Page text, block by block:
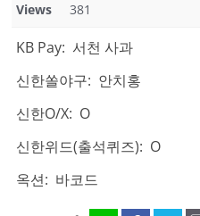
Views 381
KB Pay: 서천 사과
신한쏠야구: 안치홍
신한O/X: O
신한위드(출석퀴즈): O
옥션: 바코드